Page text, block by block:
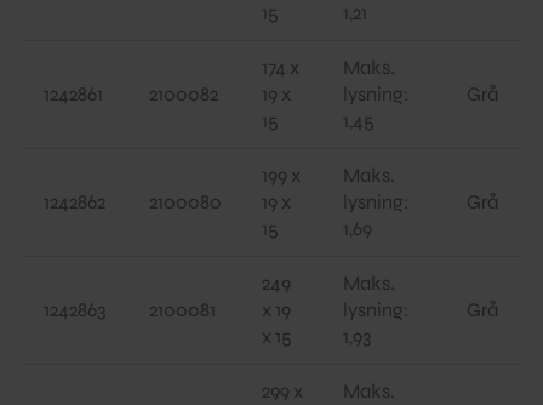
15
1,21
1242861 2100082
174 x
19 x
15
Maks.
lysning:
1,45
Grå
1242862 2100080
199 x
19 x
15
Maks.
lysning:
1,69
Grå
1242863 2100081
249
x 19
x 15
Maks.
lysning:
1,93
Grå
299 x
Maks.